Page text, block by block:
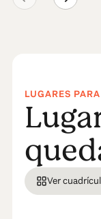
LUGARES
Ver